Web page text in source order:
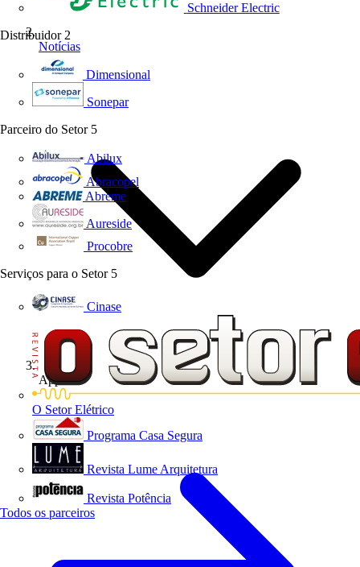
Schneider Electric
Distribuidor 2
Dimensional
Sonepar
Parceiro do Setor 5
Abilux
Abracopel
Abreme
Aureside
Procobre
Serviços para o Setor 5
Cinase
O Setor Elétrico
Programa Casa Segura
Revista Lume Arquitetura
Revista Potência
Todos os parceiros
Notícias
App's